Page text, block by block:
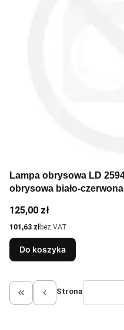
Lampa obrysowa LD
obrysowa biało-
NEON
Cena
125,00 zł
Cena
101,63 złbez VAT
Do koszyka
Wróć do pierwszej strony
Strona